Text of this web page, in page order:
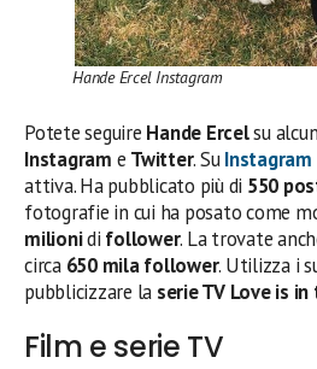
Hande Ercel Instagram
Potete seguire Hande Ercelsu
Instagram e Twitter. SuInstagram
attiva. Ha pubblicato più di 550
fotografie in cui ha posato come
milionidi follower. La trovate
circa 650 mila follower. Utilizza i
pubblicizzare la serie TV Love is in
Film e serie TV